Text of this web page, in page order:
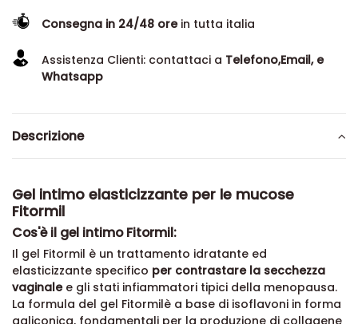
Consegna in 24/48 orein tutta italia
Assistenza Clienti: contattaci a Telefono,Email, e
Whatsapp
Descrizione
Gel intimo elasticizzante per le mucose
Fitormil
Cos'è il gel intimo Fitormil:
Il gel Fitormil è un trattamento idratante ed
elasticizzante specifico per contrastare la secchezza
vaginalee gli stati infiammatori tipici della menopausa.
La formula del gel Fitormilè a base di isoflavoni in forma
agliconica, fondamentali per la produzione di collagene